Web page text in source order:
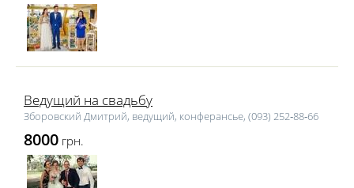
Ведущий на свадьбу
Зборовский Дмитрий, ведущий, конферансье, (093) 252‑88‑66
8000 грн.